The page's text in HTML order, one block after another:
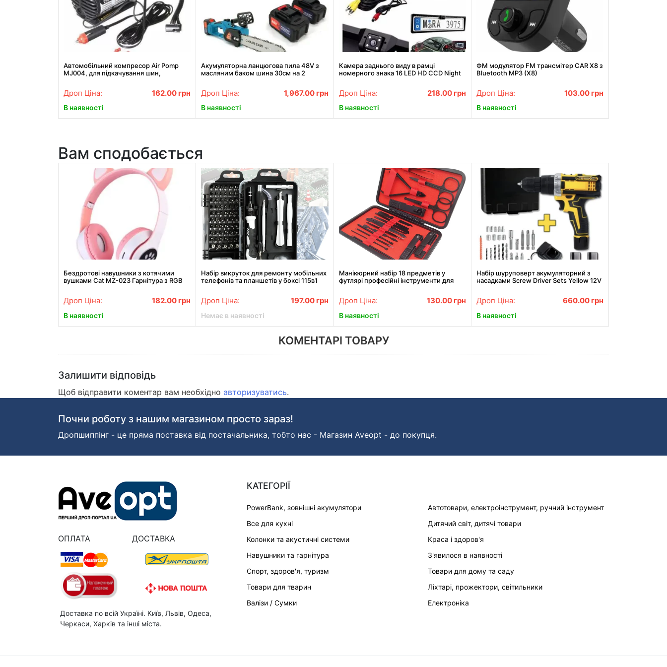
Автомобільний компресор Air Pomp
MJ004, для підкачування шин,
Дроп Ціна: 162.00 грн
В наявності
Акумуляторна ланцюгова пила 48V з
масляним баком шина 30см на 2
Дроп Ціна: 1,967.00 грн
В наявності
Камера заднього виду в рамці
номерного знака 16 LED HD CCD Night
Дроп Ціна: 218.00 грн
В наявності
ФМ модулятор FM трансмiтер CAR X8 з
Bluetooth MP3 (X8)
Дроп Ціна: 103.00 грн
В наявності
Вам сподобається
Бездротові навушники з котячими
вушками Cat MZ-023 Гарнітура з RGB
Дроп Ціна: 182.00 грн
В наявності
Набір викруток для ремонту мобільних
телефонів та планшетів у боксі 115в1
Дроп Ціна: 197.00 грн
Немає в наявності
Манікюрний набір 18 предметів у
футлярі професійні інструменти для
Дроп Ціна: 130.00 грн
В наявності
Набір шуруповерт акумуляторний з
насадками Screw Driver Sets Yellow 12V
Дроп Ціна: 660.00 грн
В наявності
КОМЕНТАРІ ТОВАРУ
Залишити відповідь
Щоб відправити коментар вам необхідно авторизуватись.
Почни роботу з нашим магазином просто зараз!
Дропшиппінг - це пряма поставка від постачальника, тобто нас - Магазин Aveopt - до покупця.
ОПЛАТА ДОСТАВКА
Доставка по всій Україні. Київ, Львів, Одеса,
Черкаси, Харків та інші міста.
КАТЕГОРІЇ
PowerBank, зовнішні акумулятори
Автотовари, електроінструмент, ручний інструмент
Все для кухні
Дитячий світ, дитячі товари
Колонки та акустичні системи
Краса і здоров'я
Навушники та гарнітура
З'явилося в наявності
Спорт, здоров'я, туризм
Товари для дому та саду
Товари для тварин
Ліхтарі, прожектори, світильники
Валізи / Сумки
Електроніка